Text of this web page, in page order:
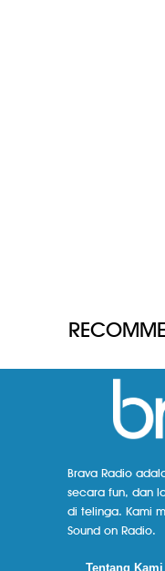
Brava Radio
secara fun, dan
di telinga. Kami
Sound on Radio.
Tentang Kami